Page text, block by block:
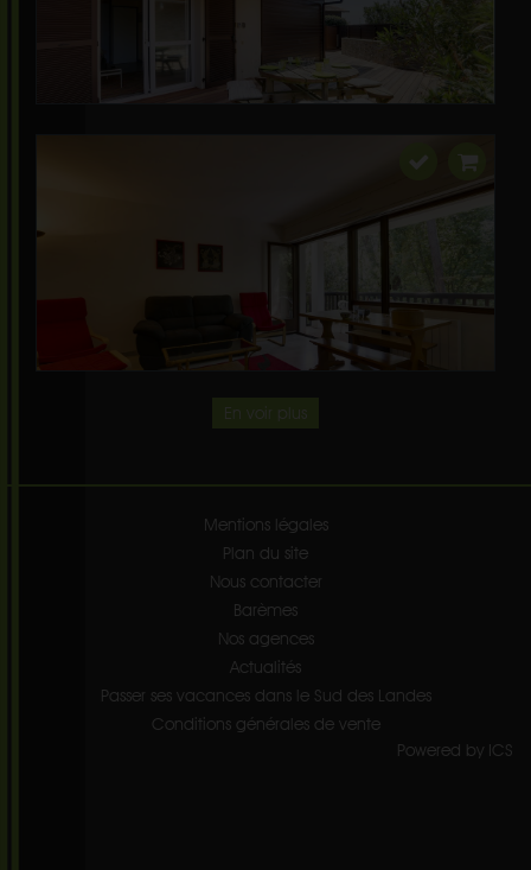
En voir plus
Mentions légales
Plan du site
Nous contacter
Barèmes
Nos agences
Actualités
Passer ses vacances dans le Sud des Landes
Conditions générales de vente
Powered by ICS